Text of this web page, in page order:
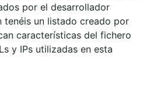
por el desarrollador
tenéis un listado creado por
características del fichero
y IPs utilizadas en esta